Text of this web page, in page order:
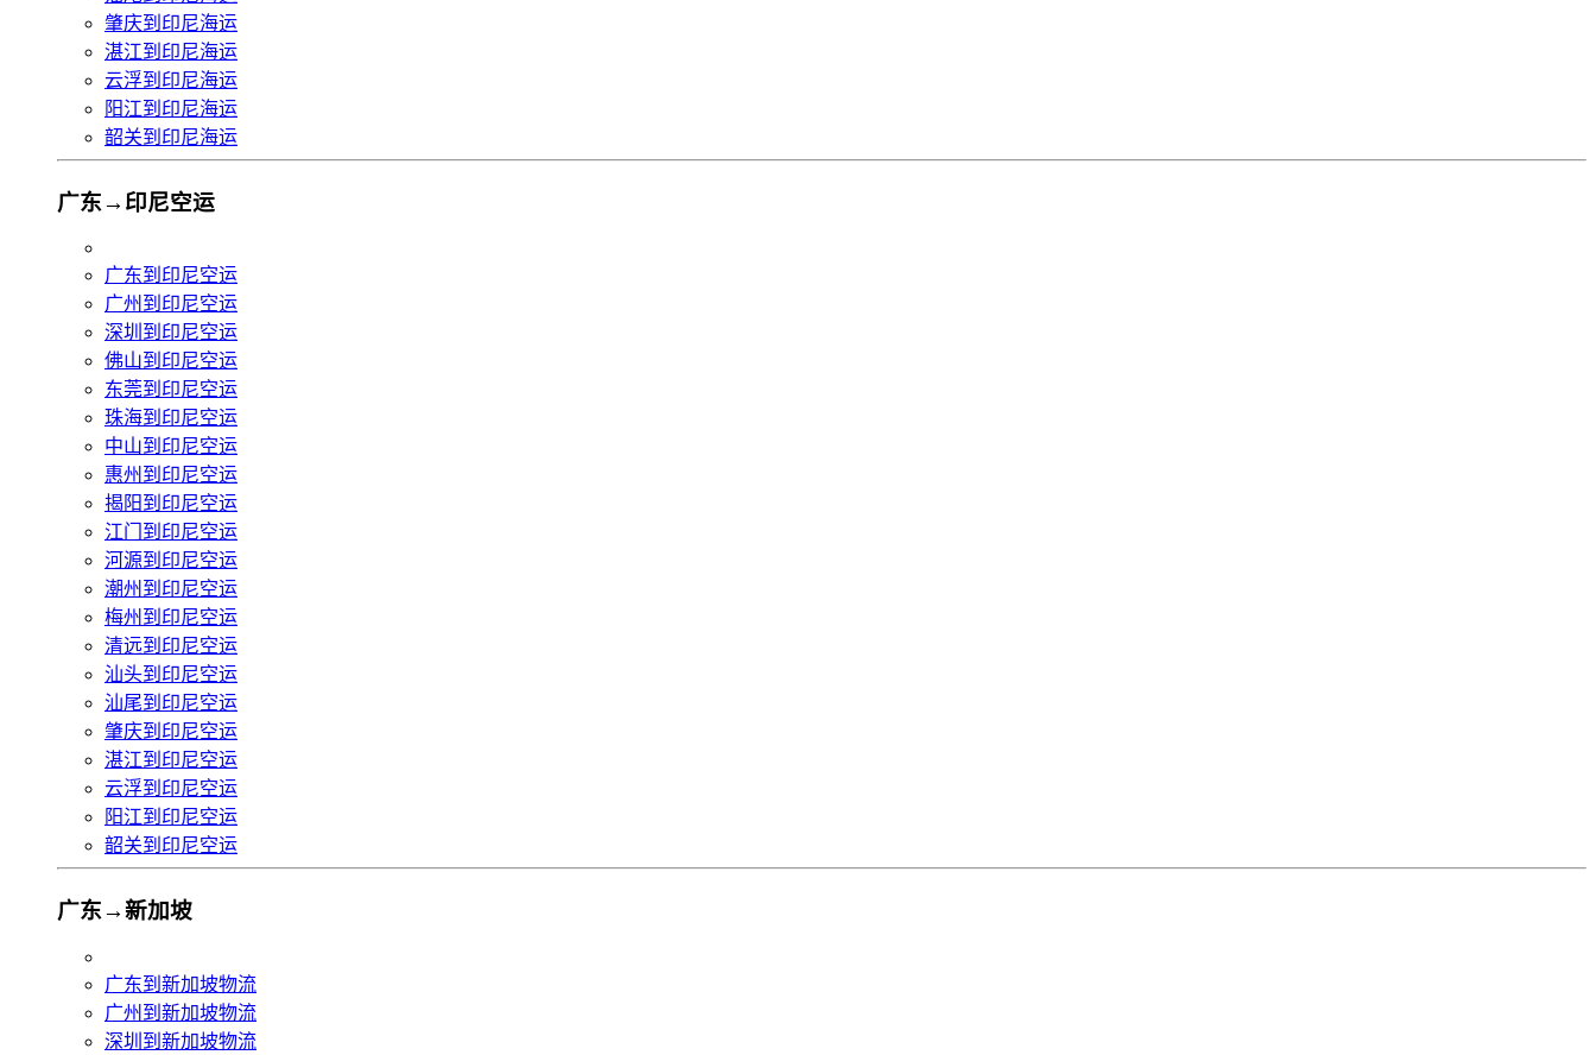
肇庆到印尼海运
湛江到印尼海运
云浮到印尼海运
阳江到印尼海运
韶关到印尼海运
广东→印尼空运
广东到印尼空运
广州到印尼空运
深圳到印尼空运
佛山到印尼空运
东莞到印尼空运
珠海到印尼空运
中山到印尼空运
惠州到印尼空运
揭阳到印尼空运
江门到印尼空运
河源到印尼空运
潮州到印尼空运
梅州到印尼空运
清远到印尼空运
汕头到印尼空运
汕尾到印尼空运
肇庆到印尼空运
湛江到印尼空运
云浮到印尼空运
阳江到印尼空运
韶关到印尼空运
广东→新加坡
广东到新加坡物流
广州到新加坡物流
深圳到新加坡物流